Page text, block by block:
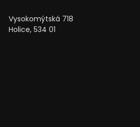
Vysokomýtská 718
Holice, 534 01